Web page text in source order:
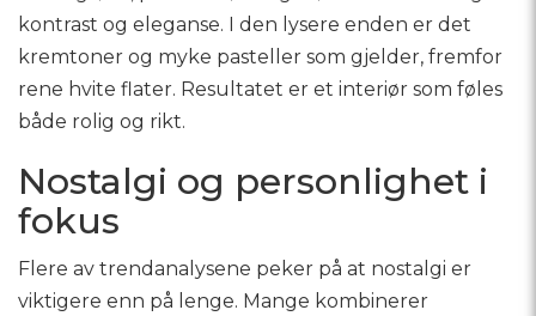
kontrast og eleganse. I den lysere enden er det
kremtoner og myke pasteller som gjelder, fremfor
rene hvite flater. Resultatet er et interiør som føles
både rolig og rikt.
Nostalgi og personlighet i
fokus
Flere av trendanalysene peker på at nostalgi er
viktigere enn på lenge. Mange kombinerer